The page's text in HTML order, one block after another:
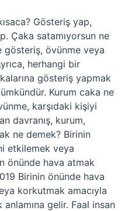
Gösteriş yap,
Çaka satamıyorsun ne
gösteriş, övünme veya
herhangi bir
gösteriş yapmak
Kurum caka ne
karşıdaki kişiyi
davranış, kurum,
ne demek? Birinin
etkilemek veya
önünde hava atmak
Birinin önünde hava
korkutmak amacıyla
gelir. Faal insan